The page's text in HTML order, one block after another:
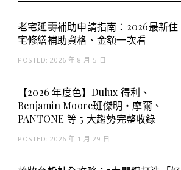
老宅延壽補助申請指南：2026最新住
宅修繕補助資格、金額一次看
POSTED:2026 年 8 月 5 日
【2026 年度色】Dulux 得利、
Benjamin Moore班傑明・摩爾、
PANTONE 等 5 大趨勢完整收錄
POSTED:2026 年 1 月 29 日